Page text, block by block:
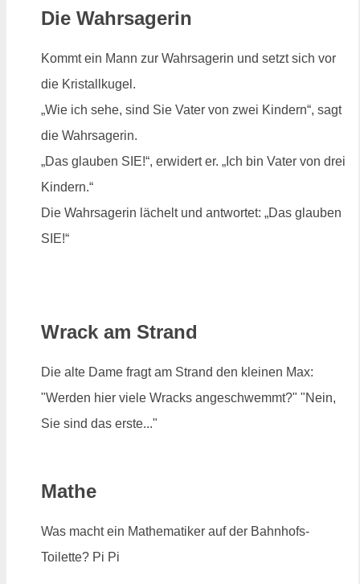
Die Wahrsagerin
Kommt ein Mann zur Wahrsagerin und setzt sich vor
die Kristallkugel.
„Wie ich sehe, sind Sie Vater von zwei Kindern“, sagt
die Wahrsagerin.
„Das glauben SIE!“, erwidert er. „Ich bin Vater von drei
Kindern.“
Die Wahrsagerin lächelt und antwortet: „Das glauben
SIE!“
Wrack am Strand
Die alte Dame fragt am Strand den kleinen Max:
"Werden hier viele Wracks angeschwemmt?" "Nein,
Sie sind das erste..."
Mathe
Was macht ein Mathematiker auf der Bahnhofs-
Toilette? Pi Pi